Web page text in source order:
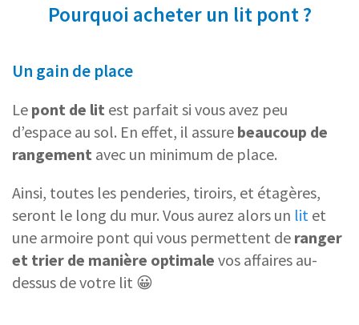
Pourquoi acheter un lit pont ?
Un gain de place
Le pont de lit est parfait si vous avez peu
d’espace au sol. En effet, il assure beaucoup de
rangement avec un minimum de place.
Ainsi, toutes les penderies, tiroirs, et étagères,
seront le long du mur. Vous aurez alors un lit et
une armoire pont qui vous permettent de ranger
et trier de manière optimale vos affaires au-
dessus de votre lit 😀